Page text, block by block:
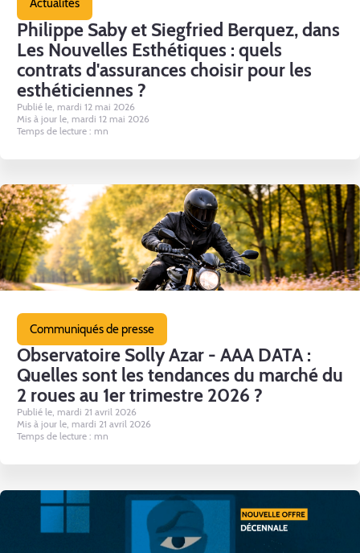
Actualités
Philippe Saby et Siegfried Berquez, dans
Les Nouvelles Esthétiques : quels
contrats d'assurances choisir pour les
esthéticiennes ?
Publié le, mardi 12 mai 2026
Mis à jour le, mardi 12 mai 2026
Temps de lecture : mn
Communiqués de presse
Observatoire Solly Azar - AAA DATA :
Quelles sont les tendances du marché du
2 roues au 1er trimestre 2026 ?
Publié le, mardi 21 avril 2026
Mis à jour le, mardi 21 avril 2026
Temps de lecture : mn